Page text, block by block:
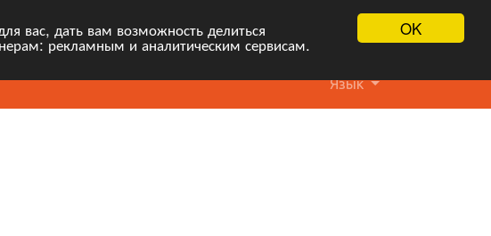
OK
вас, дать вам возможность делиться
рекламным и аналитическим сервисам.
Язык